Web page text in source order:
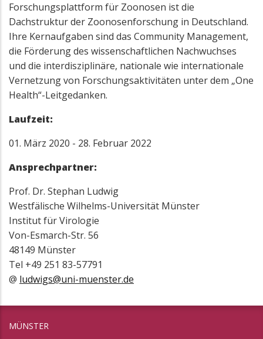
Forschungsplattform für Zoonosen ist die
Dachstruktur der Zoonosenforschung in Deutschland.
Ihre Kernaufgaben sind das Community Management,
die Förderung des wissenschaftlichen Nachwuchses
und die interdisziplinäre, nationale wie internationale
Vernetzung von Forschungsaktivitäten unter dem „One
Health“-Leitgedanken.
Laufzeit:
01. März 2020 - 28. Februar 2022
Ansprechpartner:
Prof. Dr. Stephan Ludwig
Westfälische Wilhelms-Universität Münster
Institut für Virologie
Von-Esmarch-Str. 56
48149 Münster
Tel +49 251 83-57791
@ ludwigs@uni-muenster.de
MÜNSTER